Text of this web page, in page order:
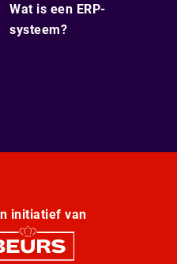
Wat is een ERP-
systeem?
initiatief van